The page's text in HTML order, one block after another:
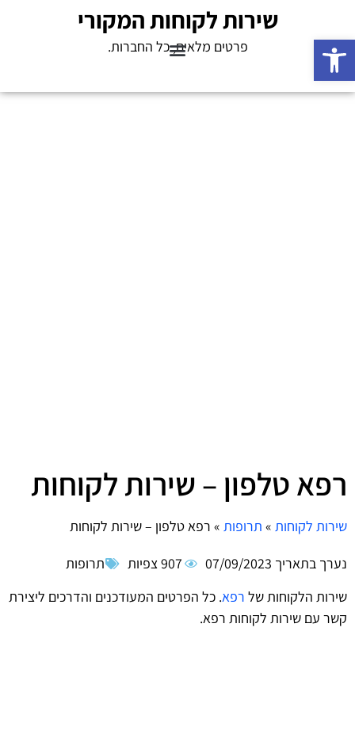
פתח סרגל נגישות
שירות לקוחות המקורי
פרטים מלאים, כל החברות.
רפא טלפון – שירות לקוחות
שירות לקוחות » תרופות » רפא טלפון – שירות לקוחות
נערך בתאריך 07/09/2023 907 צפיות
תרופות
שירות הלקוחות של רפא. כל הפרטים המעודכנים והדרכים ליצירת
קשר עם שירות לקוחות רפא.